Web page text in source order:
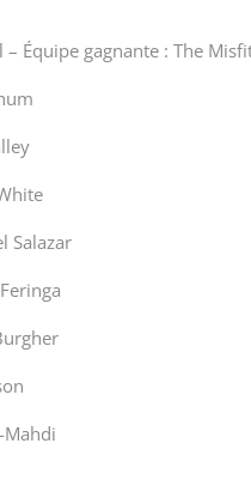
– Équipe gagnante : The
Salazar
Mahdi